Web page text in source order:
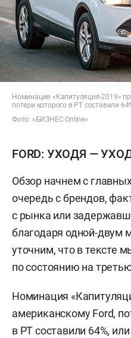
Номинация «Капитуляция-2019»
потери которого в РТ составили
Фото: «БИЗНЕС Online»
FORD: УХОДЯ —
Обзор начнем с
очередь с брендов,
с рынка или
благодаря одной-двум
уточним, что в тексте
по состоянию на
Номинация
американскому Ford,
в РТ составили 64%,